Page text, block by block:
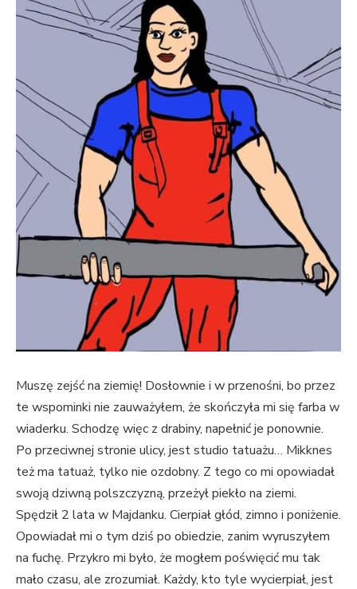
Muszę zejść na ziemię! Dosłownie i w przenośni, bo przez
te wspominki nie zauważyłem, że skończyła mi się farba w
wiaderku. Schodzę więc z drabiny, napełnić je ponownie.
Po przeciwnej stronie ulicy, jest studio tatuażu… Mikknes
też ma tatuaż, tylko nie ozdobny. Z tego co mi opowiadał
swoją dziwną polszczyzną, przeżył piekło na ziemi.
Spędził 2 lata w Majdanku. Cierpiał głód, zimno i poniżenie.
Opowiadał mi o tym dziś po obiedzie, zanim wyruszyłem
na fuchę. Przykro mi było, że mogłem poświęcić mu tak
mało czasu, ale zrozumiał. Każdy, kto tyle wycierpiał, jest